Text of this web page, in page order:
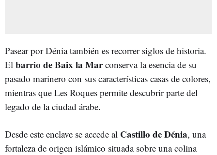
Pasear por Dénia también es recorrer siglos de historia.
El barrio de Baix la Marconserva la esencia de su
pasado marinero con sus características casas de colores,
mientras que Les Roques permite descubrir parte del
legado de la ciudad árabe.
Desde este enclave se accede al Castillo de Dénia, una
fortaleza de origen islámico situada sobre una colina